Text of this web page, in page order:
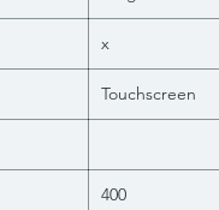
x
Touchscreen
400